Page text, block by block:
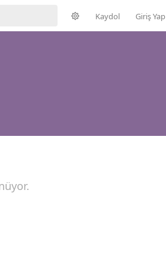
Kaydol Giriş Yap